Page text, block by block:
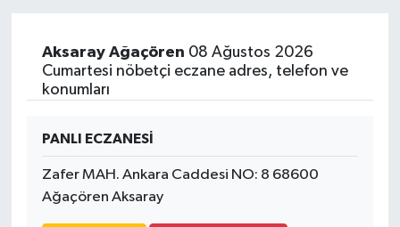
Aksaray Ağaçören 08 Ağustos 2026
Cumartesi nöbetçi eczane adres, telefon ve
konumları
PANLI ECZANESİ
Zafer MAH. Ankara Caddesi NO: 8 68600
Ağaçören Aksaray
SAĞLIK